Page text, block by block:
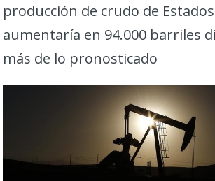
producción de crudo de
aumentaría en 94.000 barriles
más de lo pronosticado